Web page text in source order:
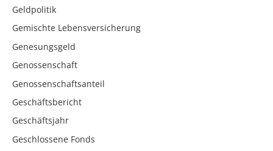
Geldpolitik
Gemischte Lebensversicherung
Genesungsgeld
Genossenschaft
Genossenschaftsanteil
Geschäftsbericht
Geschäftsjahr
Geschlossene Fonds